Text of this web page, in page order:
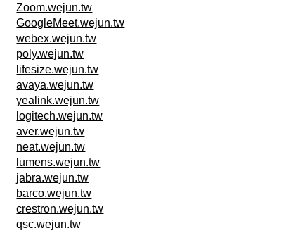
Zoom.wejun.tw
GoogleMeet.wejun.tw
webex.wejun.tw
poly.wejun.tw
lifesize.wejun.tw
avaya.wejun.tw
yealink.wejun.tw
logitech.wejun.tw
aver.wejun.tw
neat.wejun.tw
lumens.wejun.tw
jabra.wejun.tw
barco.wejun.tw
crestron.wejun.tw
qsc.wejun.tw